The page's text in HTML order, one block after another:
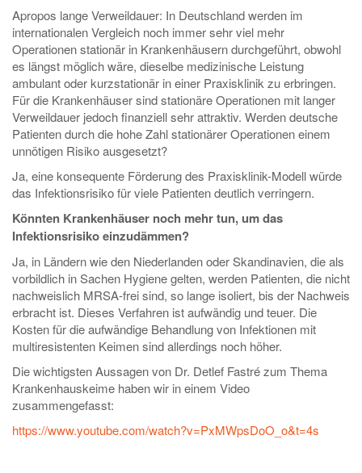
Apropos lange Verweildauer: In Deutschland werden im
internationalen Vergleich noch immer sehr viel mehr
Operationen stationär in Krankenhäusern durchgeführt, obwohl
es längst möglich wäre, dieselbe medizinische Leistung
ambulant oder kurzstationär in einer Praxisklinik zu erbringen.
Für die Krankenhäuser sind stationäre Operationen mit langer
Verweildauer jedoch finanziell sehr attraktiv. Werden deutsche
Patienten durch die hohe Zahl stationärer Operationen einem
unnötigen Risiko ausgesetzt?
Ja, eine konsequente Förderung des Praxisklinik-Modell würde
das Infektionsrisiko für viele Patienten deutlich verringern.
Könnten Krankenhäuser noch mehr tun, um das
Infektionsrisiko einzudämmen?
Ja, in Ländern wie den Niederlanden oder Skandinavien, die als
vorbildlich in Sachen Hygiene gelten, werden Patienten, die nicht
nachweislich MRSA-frei sind, so lange isoliert, bis der Nachweis
erbracht ist. Dieses Verfahren ist aufwändig und teuer. Die
Kosten für die aufwändige Behandlung von Infektionen mit
multiresistenten Keimen sind allerdings noch höher.
Die wichtigsten Aussagen von Dr. Detlef Fastré zum Thema
Krankenhauskeime haben wir in einem Video
zusammengefasst:
https://www.youtube.com/watch?v=PxMWpsDoO_o&t=4s